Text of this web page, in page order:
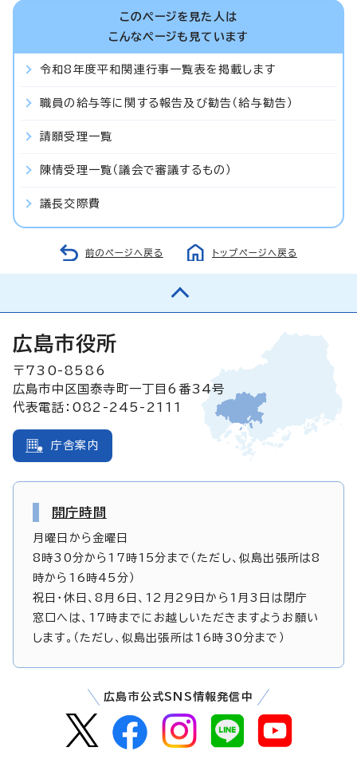
このページを見た人は
こんなページも見ています
令和8年度平和関連行事一覧表を掲載します
職員の給与等に関する報告及び勧告（給与勧告）
請願受理一覧
陳情受理一覧（議会で審議するもの）
議長交際費
前のページへ戻る トップページへ戻る
広島市役所
〒730-8586
広島市中区国泰寺町一丁目6番34号
代表電話：082-245-2111
庁舎案内
開庁時間
月曜日から金曜日
8時30分から17時15分まで（ただし、似島出張所は8
時から16時45分）
祝日・休日、8月6日、12月29日から1月3日は閉庁
窓口へは、17時までにお越しいただきますようお願い
します。（ただし、似島出張所は16時30分まで）
広島市公式SNS情報発信中